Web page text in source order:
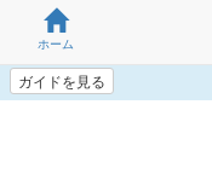
ホーム
ガイドを見る